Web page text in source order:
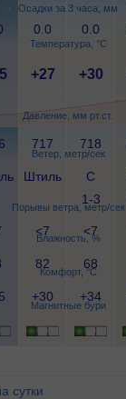
Осадки за 3 часа, мм
Температура, °C
Давление, мм рт.ст.
Ветер, метр/сек
Порывы ветра, метр/сек
Влажность, %
Комфорт, °C
Магнитные бури
0.0 0.0
+27 +30
717 718
Штиль
С
1-3
<7 <7
82 68
+30 +34
сутки